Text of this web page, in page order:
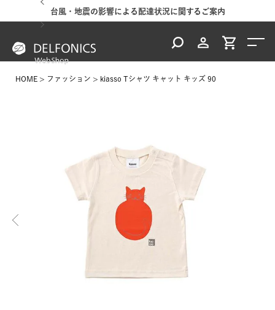
台風・地震の影響による配達状況に関するご案内
HOME ファッション kiasso Tシャツ キャット キッズ 90